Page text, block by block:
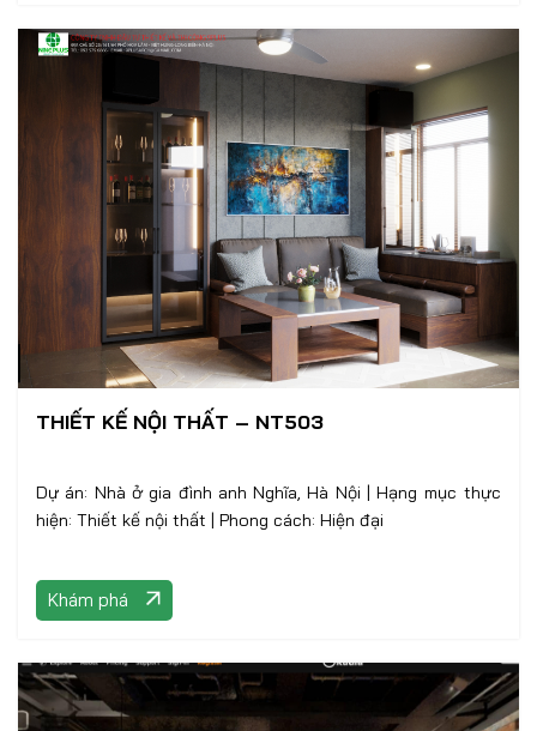
THIẾT KẾ NỘI THẤT – NT503
Dự án: Nhà ở gia đình anh Nghĩa, Hà Nội | Hạng mục thực
hiện: Thiết kế nội thất | Phong cách: Hiện đại
Khám phá